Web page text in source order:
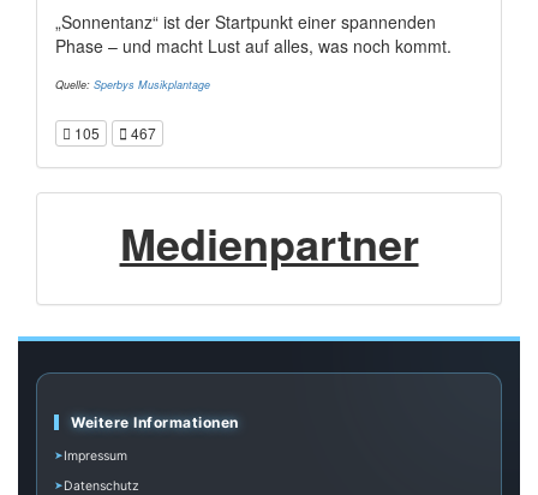
„Sonnentanz“ ist der Startpunkt einer spannenden
Phase – und macht Lust auf alles, was noch kommt.
Quelle: Sperbys Musikplantage
105 467
Medienpartner
Weitere Informationen
Impressum
Datenschutz